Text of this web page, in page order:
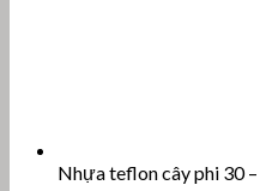
Nhựa teflon cây phi 30